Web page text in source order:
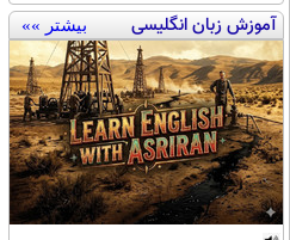
آموزش زبان انگلیسی بیشتر »»